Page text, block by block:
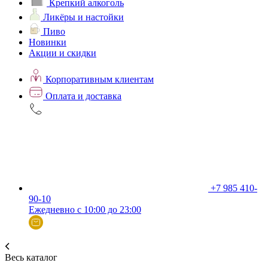
Крепкий алкоголь
Ликёры и настойки
Пиво
Новинки
Акции и скидки
Корпоративным клиентам
Оплата и доставка
+7 985 410-
90-10
Ежедневно с 10:00 до 23:00
Весь каталог